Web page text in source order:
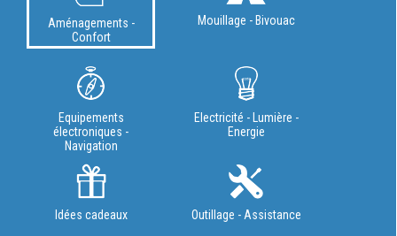
Aménagements -
Confort
Mouillage - Bivouac
Equipements
électroniques -
Navigation
Electricité - Lumière -
Energie
Idées cadeaux Outillage - Assistance